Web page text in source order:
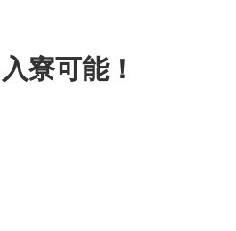
寮可能！